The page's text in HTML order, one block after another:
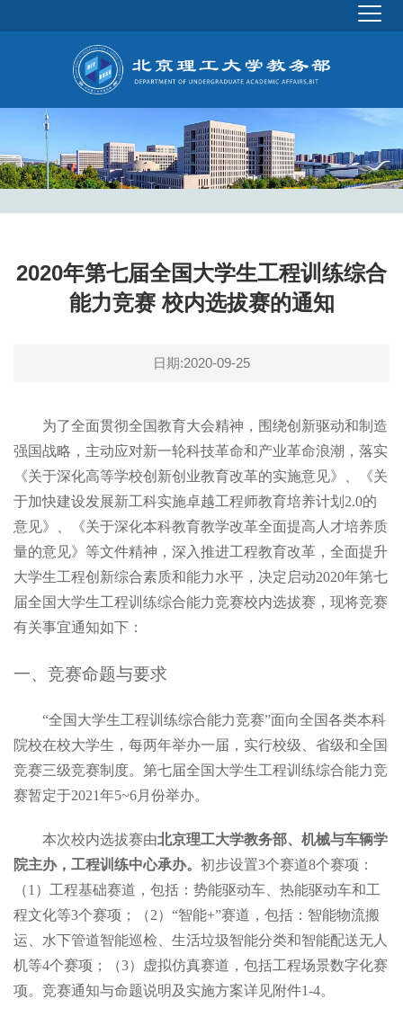
2020年第七届全国大学生工程训练综合
能力竞赛 校内选拔赛的通知
日期:2020-09-25
为了全面贯彻全国教育大会精神，围绕创新驱动和制造
强国战略，主动应对新一轮科技革命和产业革命浪潮，落实
《关于深化高等学校创新创业教育改革的实施意见》、《关
于加快建设发展新工科实施卓越工程师教育培养计划 2.0的
意见》、《关于深化本科教育教学改革全面提高人才培养质
量的意见》等文件精神，深入推进工程教育改革，全面提升
大学生工程创新综合素质和能力水平 ， 决定启动2020年第七
届全国大学生工程训练综合能力竞赛校内选拔赛， 现将竞赛
有关事宜通知如下 ：
一、竞赛命题与要求
“全国大学生工程训练综合能力竞赛”面向全国各类本科
院校在校大学生，每两年举办一届，实行校级、省级和全国
竞赛三级竞赛制度。 第七届全国大学生工程训练综合能力竞
赛暂定于2021年5~6月份举办。
本次校内选拔赛由北京理工大学教务部、机械与车辆学
院主办， 工程训练中心承办。 初步设置3个赛道8个赛项：
（1 ）工程基础赛道，包括：势能驱动车、热能驱动车和工
程文化等3个赛项；（2） “智能+”赛道，包括：智能物流搬
运、水下管道智能巡检、生活垃圾智能分类和智能配送无人
机等4个赛项；（3）虚拟仿真赛道，包括工程场景数字化赛
项。竞赛通知与命题说明及实施方案详见附件1-4。